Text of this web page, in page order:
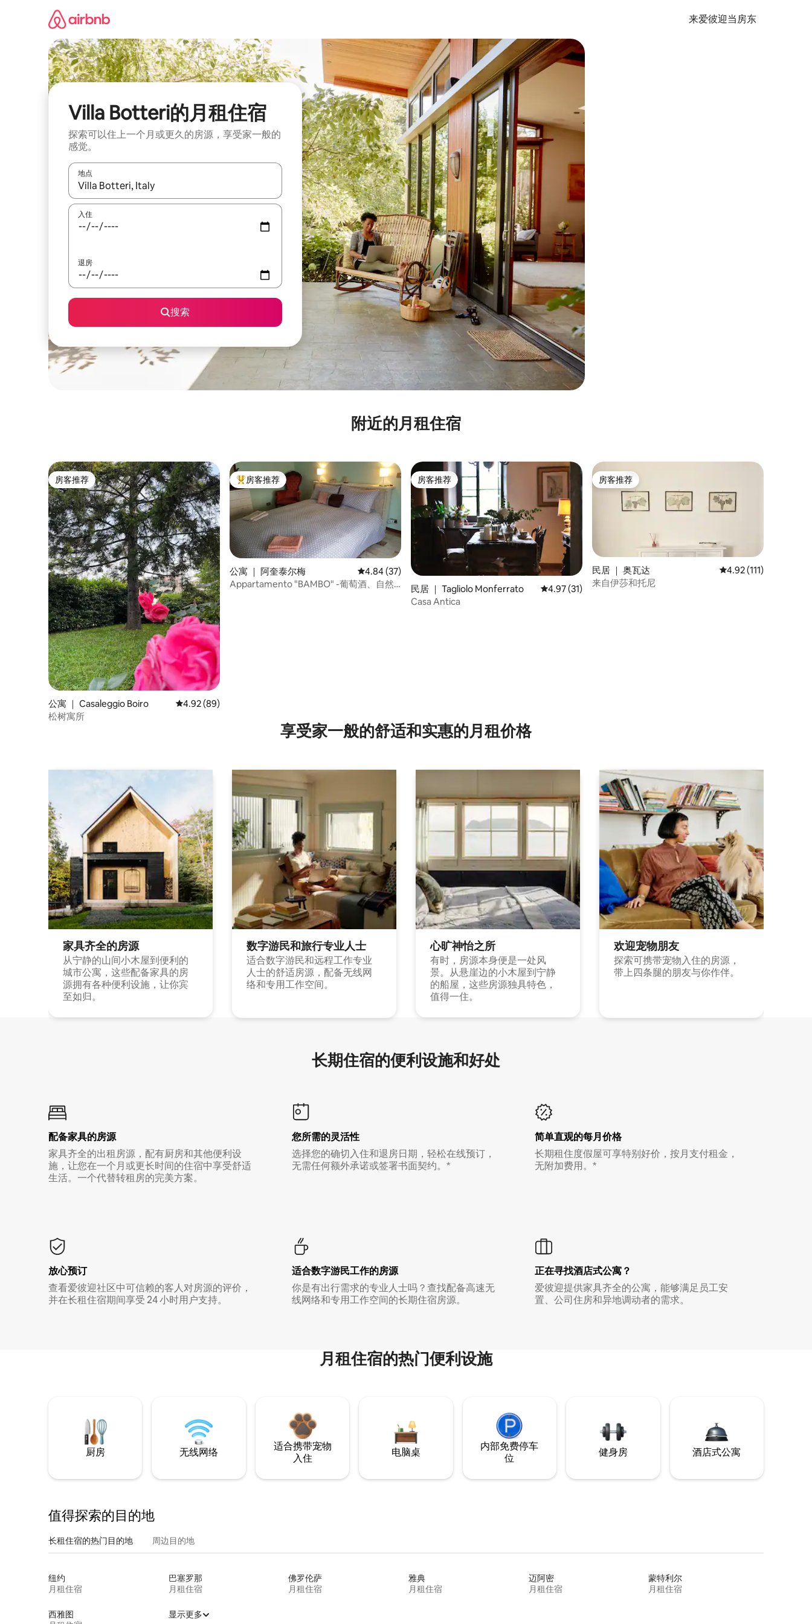
来爱彼迎当房东
Villa Botteri的月租住宿
探索可以住上一个月或更久的房源，享受家一般的
感觉。
地点
如有搜索结果，请使用上下方向键查看，或通过点击或滑动手势浏览。
入住
退房
搜索
附近的月租住宿
房客推荐
房客推荐
公寓 ｜ Casaleggio Boiro 平均评分 4.92 分（满分 5 分），共 89 条评价
4.92 (89)
松树寓所
热门「房客推荐」
房客推荐
公寓 ｜ 阿奎泰尔梅 平均评分 4.84 分（满分 5 分），共 37 条评价
4.84 (37)
Appartamento "BAMBO" -葡萄酒、自然
房客推荐
房客推荐
民居 ｜ Tagliolo Monferrato 平均评分 4.97 分（满分 5 分），共 31 条评价
4.97 (31)
Casa Antica
房客推荐
房客推荐
民居 ｜ 奥瓦达 平均评分 4.92 分（满
4.92 (111)
来自伊莎和托尼
享受家一般的舒适和实惠的月租价格
家具齐全的房源
从宁静的山间小木屋到便利的
城市公寓，这些配备家具的房
源拥有各种便利设施，让你宾
至如归。
数字游民和旅行专业人士
适合数字游民和远程工作专业
人士的舒适房源，配备无线网
络和专用工作空间。
心旷神怡之所
有时，房源本身便是一处风
景。从悬崖边的小木屋到宁静
的船屋，这些房源独具特色，
值得一住。
欢迎宠物朋友
探索可携带宠物入住的房源，
带上四条腿的朋友与你作伴。
长期住宿的便利设施和好处
配备家具的房源
家具齐全的出租房源，配有厨房和其他便利设
施，让您在一个月或更长时间的住宿中享受舒适
生活。一个代替转租房的完美方案。
您所需的灵活性
选择您的确切入住和退房日期，轻松在线预订，
无需任何额外承诺或签署书面契约。*
简单直观的每月价格
长期租住度假屋可享特别好价，按月支付租金，
无附加费用。*
放心预订
查看爱彼迎社区中可信赖的客人对房源的评价，
并在长租住宿期间享受 24 小时用户支持。
适合数字游民工作的房源
你是有出行需求的专业人士吗？查找配备高速无
线网络和专用工作空间的长期住宿房源。
正在寻找酒店式公寓？
爱彼迎提供家具齐全的公寓，能够满足员工安
置、公司住房和异地调动者的需求。
月租住宿的热门便利设施
厨房 无线网络
适合携带宠物
入住
电脑桌
内部免费停车
位
健身房 酒店式公寓
值得探索的目的地
长租住宿的热门目的地 周边目的地
纽约
月租住宿
巴塞罗那
月租住宿
佛罗伦萨
月租住宿
雅典
月租住宿
迈阿密
月租住宿
蒙特利尔
月租住宿
西雅图
显示更多